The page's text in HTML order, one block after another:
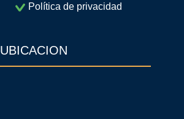
Política de privacidad
UBICACION